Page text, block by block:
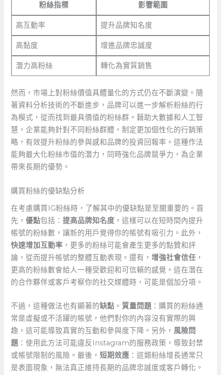
粉絲指標 影響範圍
高互動率 提升品牌知名度
高黏度 增進品牌忠誠度
潛力高粉絲 轉化為實質銷售
然而，市場上對粉絲價值具體量化的方式仍在不斷演變。隨
著資料分析技術的不斷進步，品牌可以進一步解析粉絲的行
為模式，從而找到最具價值的粉絲群。藉助大數據和人工智
慧，企業能夠針對不同粉絲群體，制定更加個性化的行銷策
略，有效提升粉絲的參與感和品牌的投資回報率。這種作法
能夠最大化粉絲市值的潛力，同時強化品牌競爭力，為企業
帶來長期的優勢。
購買粉絲的優缺點分析
在考慮購買IG粉絲時，了解其中的優缺點是至關重要的。首
先，優點包括：提高品牌知名度 ，這樣可以在短時間內提升
帳號的粉絲數，讓新的用戶覺得你的帳號有吸引力。此外，
快速增加互動率 ，更多的粉絲可能會產生更多的點贊和評
論，從而提升帳號的整體互動表現。還有，增強社會信任 ，
更高的粉絲數會給人一種受歡迎和可信賴的感覺。這在潛在
的合作夥伴或客戶考察你的社交媒體時，可能是個加分項。
不過，這種做法也有顯著的缺點 。質量問題 ：購買的粉絲通
常是虛擬或不活躍的帳號，他們對你的內容沒有實際的興
趣，這可能導致真實的互動和參與度下降。另外， 風險問
題 ：使用此方法可能違反Instagram的服務政策，導致封禁
或帳號限制的風險。最後，短期效應 ：這類粉絲增長通常只
是表面現象，無法真正維持長期的品牌忠誠度或客戶轉化。